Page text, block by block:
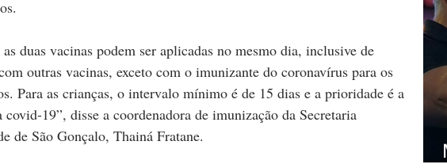
duas vacinas podem ser aplicadas no mesmo dia, inclusive de
outras vacinas, exceto com o imunizante do coronavírus para os
Para as crianças, o intervalo mínimo é de 15 dias e a prioridade é a
covid-19”, disse a coordenadora de imunização da Secretaria
de São Gonçalo, Thainá Fratane.